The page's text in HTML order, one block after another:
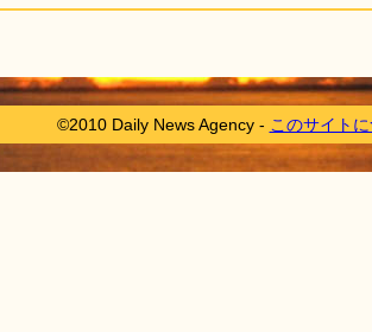
©2010 Daily News Agency - このサイト